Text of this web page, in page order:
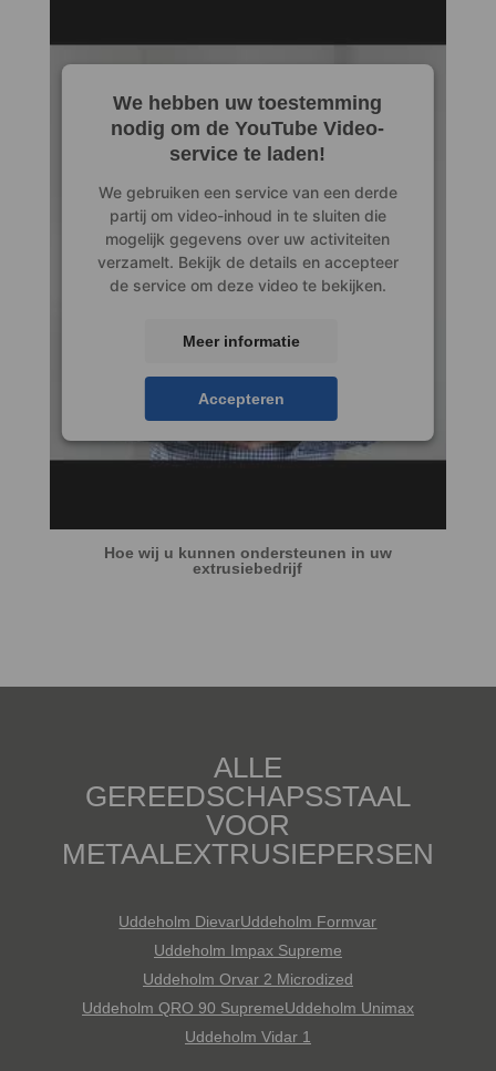
We hebben uw toestemming
nodig om de YouTube Video-
service te laden!
We gebruiken een service van een derde
partij om video-inhoud in te sluiten die
mogelijk gegevens over uw activiteiten
verzamelt. Bekijk de details en accepteer
de service om deze video te bekijken.
Meer informatie
Accepteren
Hoe wij u kunnen ondersteunen in uw
extrusiebedrijf
ALLE
GEREEDSCHAPSSTAAL
VOOR
METAALEXTRUSIEPERSEN
Uddeholm DievarUddeholm Formvar
Uddeholm Impax Supreme
Uddeholm Orvar 2 Microdized
Uddeholm QRO 90 SupremeUddeholm Unimax
Uddeholm Vidar 1